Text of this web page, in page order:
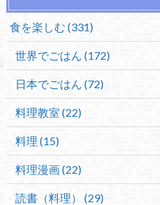
食を楽しむ (331)
世界でごはん (172)
日本でごはん (72)
料理教室 (22)
料理 (15)
料理漫画 (22)
読書（料理） (29)